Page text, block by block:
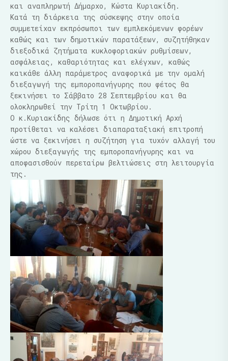
και αναπληρωτή Δήμαρχο, Κώστα Κυριακίδη.
Κατά τη διάρκεια της σύσκεψης στην οποία
συμμετείχαν εκπρόσωποι των εμπλεκόμενων φορέων
καθώς και των δημοτικών παρατάξεων, συζητήθηκαν
διεξοδικά ζητήματα κυκλοφοριακών ρυθμίσεων,
ασφάλειας, καθαριότητας και ελέγχων, καθώς
καικάθε άλλη παράμετρος αναφορικά με την ομαλή
διεξαγωγή της εμποροπανήγυρης που φέτος θα
ξεκινήσει το Σάββατο 28 Σεπτεμβρίου και θα
ολοκληρωθεί την Τρίτη 1 Οκτωβρίου.
Ο κ.Κυριακίδης δήλωσε ότι η Δημοτική Αρχή
προτίθεται να καλέσει διαπαραταξιακή επιτροπή
ώστε να ξεκινήσει η συζήτηση για τυχόν αλλαγή του
χώρου διεξαγωγής της εμποροπανήγυρης και να
αποφασισθούν περεταίρω βελτιώσεις στη λειτουργία
της.